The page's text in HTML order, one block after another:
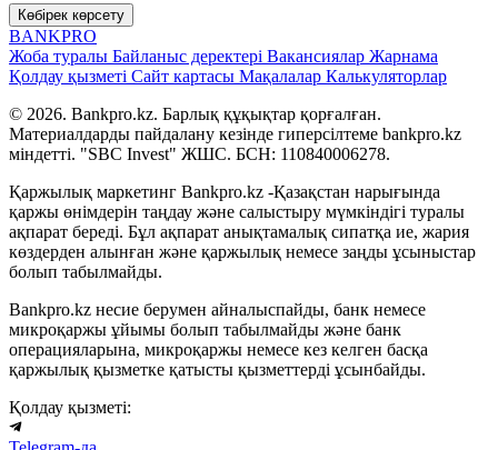
Көбірек көрсету
BANKPRO
Жоба туралы Байланыс деректері Вакансиялар Жарнама
Қолдау қызметі Сайт картасы Мақалалар Калькуляторлар
© 2026. Bankpro.kz. Барлық құқықтар қорғалған.
Материалдарды пайдалану кезінде гиперсілтеме bankpro.kz
міндетті. "SBC Invest" ЖШС. БСН: 110840006278.
Қаржылық маркетинг Bankpro.kz -Қазақстан нарығында
қаржы өнімдерін таңдау және салыстыру мүмкіндігі туралы
ақпарат береді. Бұл ақпарат анықтамалық сипатқа ие, жария
көздерден алынған және қаржылық немесе заңды ұсыныстар
болып табылмайды.
Bankpro.kz несие берумен айналыспайды, банк немесе
микроқаржы ұйымы болып табылмайды және банк
операцияларына, микроқаржы немесе кез келген басқа
қаржылық қызметке қатысты қызметтерді ұсынбайды.
Қолдау қызметі: